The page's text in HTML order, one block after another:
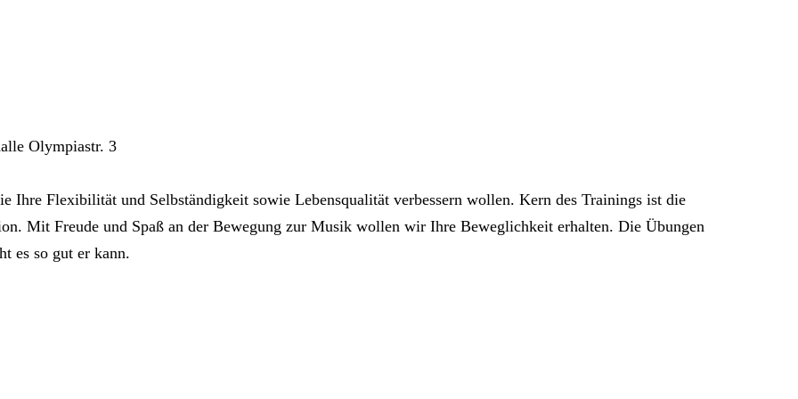
Olympiastr. 3
Ihre Flexibilität und Selbständigkeit sowie Lebensqualität verbessern wollen. Kern des Trainings ist die
Mit Freude und Spaß an der Bewegung zur Musik wollen wir Ihre Beweglichkeit erhalten. Die Übungen
es so gut er kann.